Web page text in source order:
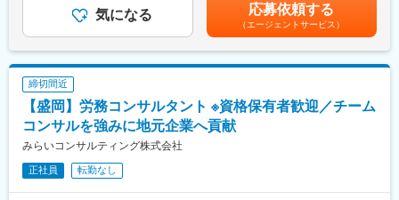
実現の中に社会貢献の要素が多い人材が集結。
・「生涯顧客（お客さま）」「チームコンサルティング」「実
ために、共に考え・行動し、チームでお客さまの期待を超える付
加価値を提供し続けることで、共創パートナーとなることを目指
しています。
変更の範囲：会社の定める業務
ェクトマネージャー1名・リーダー1名・メンバー3名の計5名の組
織を構築しています。
■当社の魅力：
「困った人を助けたい」という思いから新規事業の立ち上げを支
中。戦略立案だけをお手伝いするのではなくお客様と一緒に汗を
あり、選考を通じて上下する可能性があります。月給(月額)は固定
手当を含めた表記です。
気になる 応募依頼する
（エージェントサービス）
締切間近
【盛岡】労務コンサルタント ※資格保有者歓迎／チーム
コンサルを強みに地元企業へ貢献
みらいコンサルティング株式会社
正社員 転勤なし